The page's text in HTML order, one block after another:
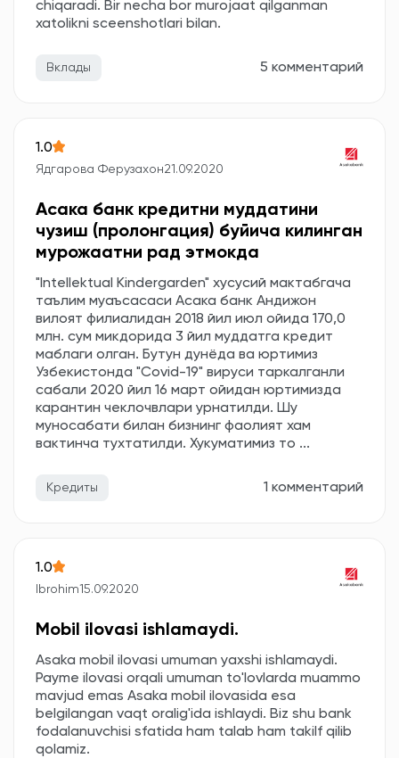
chiqaradi. Bir necha bor murojaat qilganman
xatolikni sceenshotlari bilan.
Вклады 5 комментарий
1.0
Ядгарова Ферузахон21.09.2020
Асака банк кредитни муддатини
чузиш (пролонгация) буйича килинган
мурожаатни рад этмокда
"Intellektual Kindergarden" хусусий мактабгача
таълим муаъсасаси Асака банк Андижон
вилоят филиалидан 2018 йил июл ойида 170,0
млн. сум микдорида 3 йил муддатга кредит
маблаги олган. Бутун дунёда ва юртимиз
Узбекистонда "Covid-19" вируси таркалганли
сабали 2020 йил 16 март ойидан юртимизда
карантин чеклочвлари урнатилди. Шу
муносабати билан бизнинг фаолият хам
вактинча тухтатилди. Хукуматимиз то ...
Кредиты 1 комментарий
1.0
Ibrohim15.09.2020
Mobil ilovasi ishlamaydi.
Asaka mobil ilovasi umuman yaxshi ishlamaydi.
Payme ilovasi orqali umuman to'lovlarda muammo
mavjud emas Asaka mobil ilovasida esa
belgilangan vaqt oralig'ida ishlaydi. Biz shu bank
fodalanuvchisi sfatida ham talab ham takilf qilib
qolamiz.